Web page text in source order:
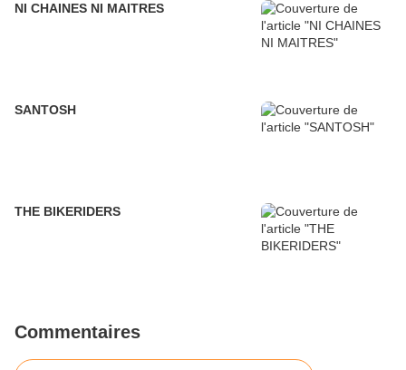
NI CHAINES NI MAITRES
SANTOSH
THE BIKERIDERS
Commentaires